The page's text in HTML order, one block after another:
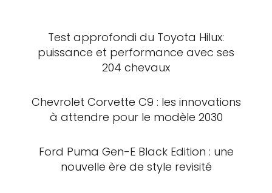
Test approfondi du Toyota Hilux:
puissance et performance avec ses
204 chevaux
Chevrolet Corvette C9 : les innovations
à attendre pour le modèle 2030
Ford Puma Gen-E Black Edition : une
nouvelle ère de style revisité